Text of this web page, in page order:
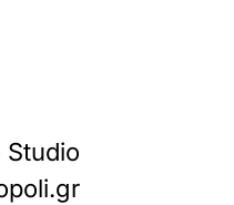
Studio